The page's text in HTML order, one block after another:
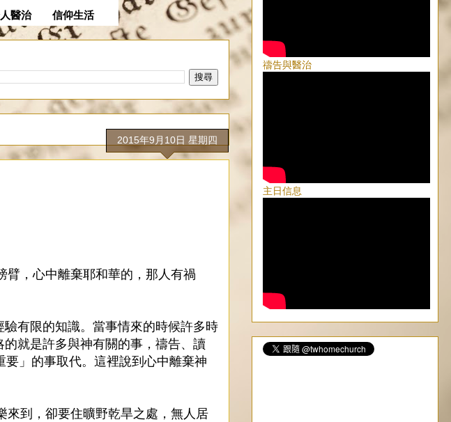
醫治 信仰生活
2015年9月10日 星期四
臂，心中離棄耶和華的，那人有禍
有限的知識。當事情來的時候許多時
就是許多與神有關的事，禱告、讀
」的事取代。這裡說到心中離棄神
來到，卻要住曠野乾旱之處，無人居
禱告與醫治
主日信息